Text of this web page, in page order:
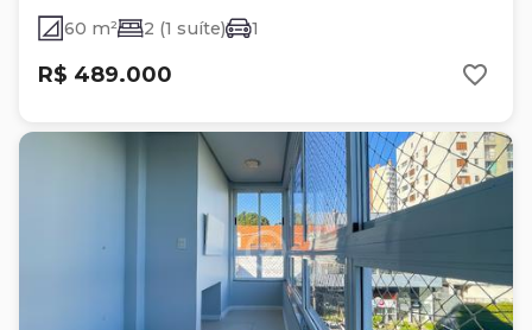
60 m² 2 (1 suíte) 1
R$ 489.000